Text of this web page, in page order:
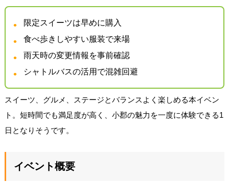
限定スイーツは早めに購入
食べ歩きしやすい服装で来場
雨天時の変更情報を事前確認
シャトルバスの活用で混雑回避
スイーツ、グルメ、ステージとバランスよく楽しめる本イベン
ト。短時間でも満足度が高く、小郡の魅力を一度に体験できる1
日となりそうです。
イベント概要